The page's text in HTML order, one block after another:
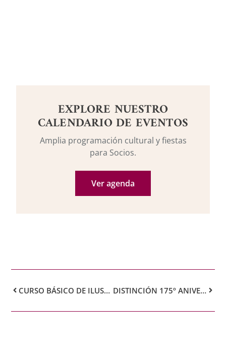
EXPLORE NUESTRO
CALENDARIO DE EVENTOS
Amplia programación cultural y fiestas
para Socios.
Ver agenda
CURSO BÁSICO DE ILUSTRACIÓN PARA ADULTOS Y NIÑOS DISTINCIÓN 175º ANIVERSARIO REAL CASINO DE TENERIFE